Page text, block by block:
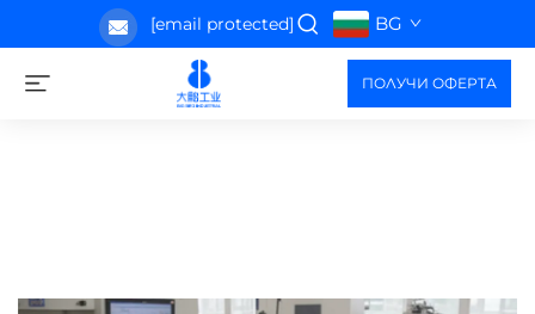
[email protected] BG
ПОЛУЧИ ОФЕРТА